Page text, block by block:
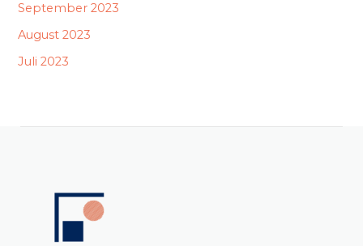
September 2023
August 2023
Juli 2023